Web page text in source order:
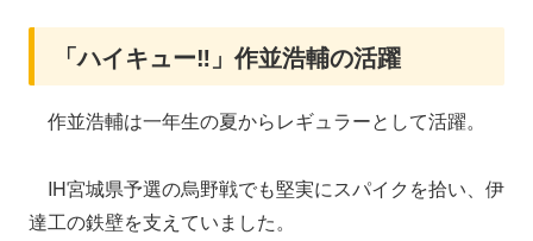
「ハイキュー‼」作並浩輔の活躍
作並浩輔は一年生の夏からレギュラーとして活躍。
IH宮城県予選の烏野戦でも堅実にスパイクを拾い、伊
達工の鉄壁を支えていました。